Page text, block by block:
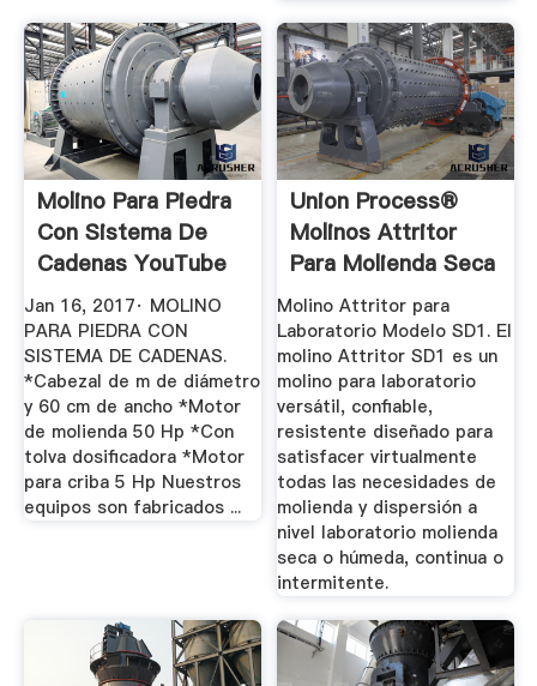
Molino Para Piedra
Con Sistema De
Cadenas YouTube
Jan 16, 2017· MOLINO
PARA PIEDRA CON
SISTEMA DE CADENAS.
*Cabezal de m de diámetro
y 60 cm de ancho *Motor
de molienda 50 Hp *Con
tolva dosificadora *Motor
para criba 5 Hp Nuestros
equipos son fabricados ...
Union Process®
Molinos Attritor
Para Molienda Seca
...
Molino Attritor para
Laboratorio Modelo SD1. El
molino Attritor SD1 es un
molino para laboratorio
versátil, confiable,
resistente diseñado para
satisfacer virtualmente
todas las necesidades de
molienda y dispersión a
nivel laboratorio molienda
seca o húmeda, continua o
intermitente.